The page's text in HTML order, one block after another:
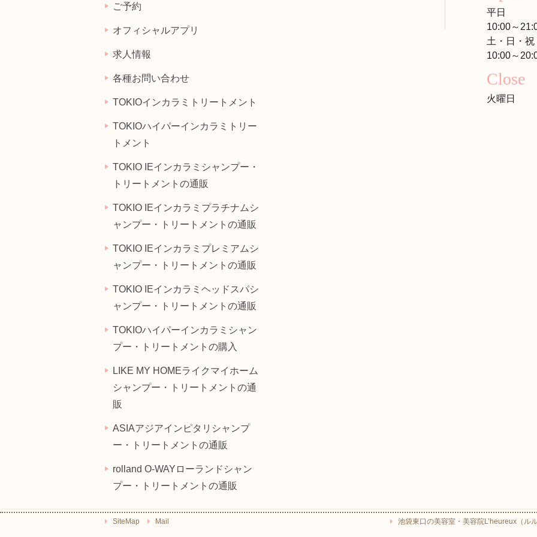
ご予約
オフィシャルアプリ
求人情報
各種お問い合わせ
TOKIOインカラミトリートメント
TOKIOハイパーインカラミトリー
トメント
TOKIO IEインカラミシャンプー・
トリートメントの通販
TOKIO IEインカラミプラチナムシ
ャンプー・トリートメントの通販
TOKIO IEインカラミプレミアムシ
ャンプー・トリートメントの通販
TOKIO IEインカラミヘッドスパシ
ャンプー・トリートメントの通販
TOKIOハイパーインカラミシャン
プー・トリートメントの購入
LIKE MY HOMEライクマイホーム
シャンプー・トリートメントの通
販
ASIAアジアインピタリシャンプ
ー・トリートメントの通販
rolland O-WAYローランドシャン
プー・トリートメントの通販
平日
10:00～
土・日・祝
10:00～
Close
火曜日
SiteMap Mail 池袋東口の美容室・美容院L’heureux（